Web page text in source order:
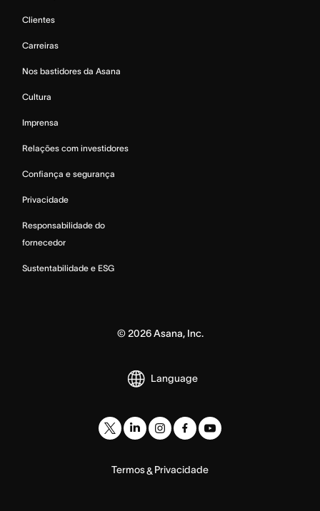
Clientes
Carreiras
Nos bastidores da Asana
Cultura
Imprensa
Relações com investidores
Confiança e segurança
Privacidade
Responsabilidade do
fornecedor
Sustentabilidade e ESG
©2026Asana, Inc.
Language
Termos&Privacidade